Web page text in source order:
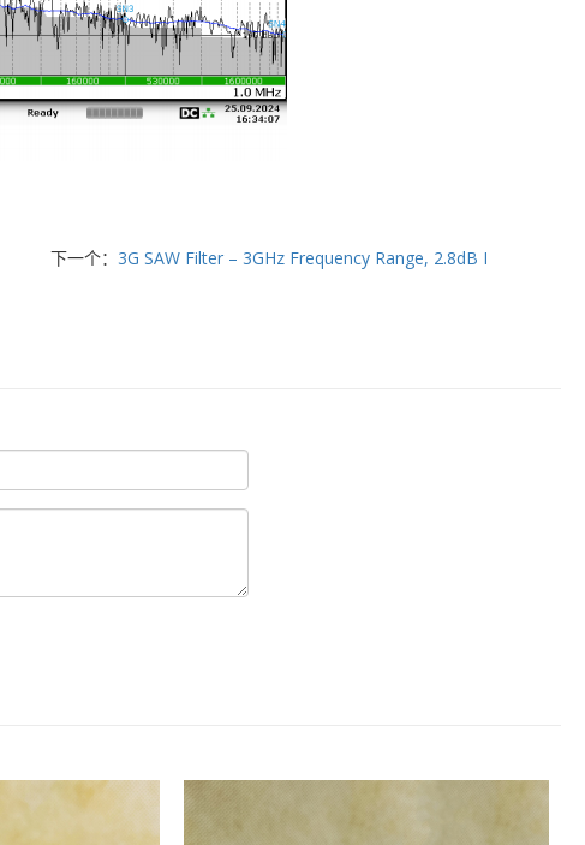
下一个： 3G SAW Filter – 3GHz Frequency Range, 2.8dB I